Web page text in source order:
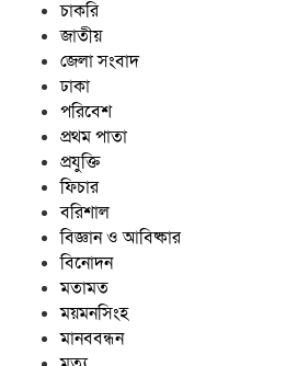
চাকরি
জাতীয়
জেলা সংবাদ
ঢাকা
পরিবেশ
প্রথম পাতা
প্রযুক্তি
ফিচার
বরিশাল
বিজ্ঞান ও আবিষ্কার
বিনোদন
মতামত
ময়মনসিংহ
মানববন্ধন